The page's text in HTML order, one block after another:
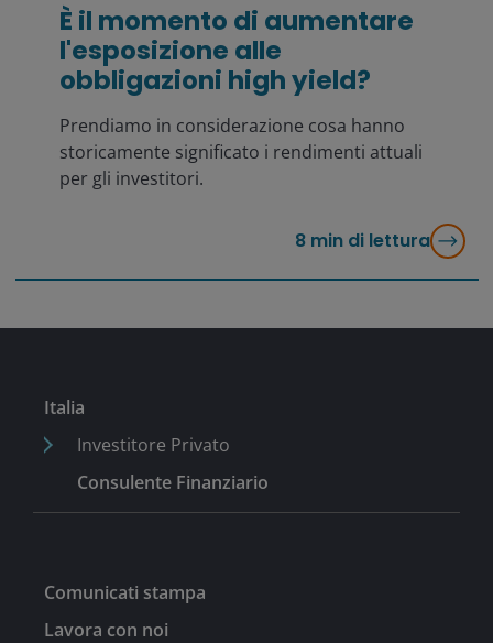
È il momento di aumentare
l'esposizione alle
obbligazioni high yield?
Prendiamo in considerazione cosa hanno
storicamente significato i rendimenti attuali
per gli investitori.
8 min di lettura
Italia
Investitore Privato
Consulente Finanziario
Comunicati stampa
Lavora con noi